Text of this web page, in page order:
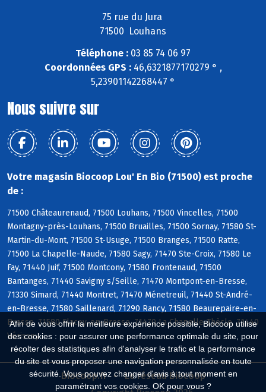
Afin de vous offrir la meilleure expérience possible, Biocoop utilise
des cookies : pour assurer une performance optimale du site, pour
récolter des statistiques afin d'analyser le trafic et la performance
du site et vous proposer une navigation personnalisée en toute
sécurité. Vous pouvez changer d'avis à tout moment en
paramétrant vos cookies. OK pour vous ?
75 rue du Jura
71500 Louhans
Téléphone : 03 85 74 06 97
Coordonnées GPS :46,6321877170279 ° ,
5,23901142268447 °
Nous suivre sur
Votre magasin Biocoop Lou' En Bio (71500) est proche
de :
71500 Châteaurenaud, 71500 Louhans, 71500 Vincelles, 71500
Montagny-près-Louhans, 71500 Bruailles, 71500 Sornay, 71580 St-
Martin-du-Mont, 71500 St-Usuge, 71500 Branges, 71500 Ratte,
71500 La Chapelle-Naude, 71580 Sagy, 71470 Ste-Croix, 71580 Le
Fay, 71440 Juif, 71500 Montcony, 71580 Frontenaud, 71500
Bantanges, 71440 Savigny s/Seille, 71470 Montpont-en-Bresse,
71330 Simard, 71440 Montret, 71470 Ménetreuil, 71440 St-André-
en-Bresse, 71580 Saillenard, 71290 Rancy, 71580 Beaurepaire-en-
Bresse, 71580 Flacey-en-Bresse, 71470 La Chapelle-Thècle, 71440
Vérissey
Biocoop.fr
Le réseau Biocoop